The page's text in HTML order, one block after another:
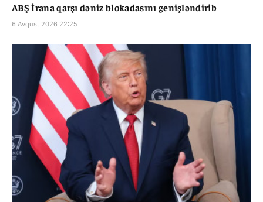
ABŞ İrana qarşı dəniz blokadasını genişləndirib
6 Avqust 2026 22:25